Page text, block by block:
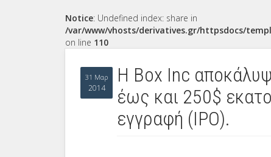
Notice: Undefined index: share in
/var/www/vhosts/derivatives.gr/httpsdocs/
on line 110
31 Μαρ
2014
H Box Inc
έως και 250$
εγγραφή (IPO).